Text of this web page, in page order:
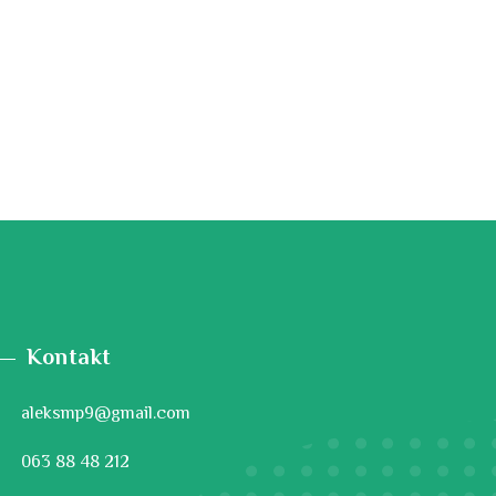
Kontakt
aleksmp9@gmail.com
063 88 48 212